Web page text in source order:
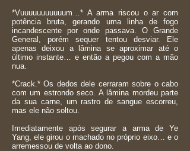
*Vuuuuuuuuuuum…* A arma riscou o ar com
potência bruta, gerando uma linha de fogo
incandescente por onde passava. O Grande
General, porém sequer tentou desviar. Ele
apenas deixou a lâmina se aproximar até o
último instante… e então a pegou com a mão
nua.
*Crack.* Os dedos dele cerraram sobre o cabo
com um estrondo seco. A lâmina mordeu parte
da sua carne, um rastro de sangue escorreu,
mas ele não soltou.
Imediatamente após segurar a arma de Ye
Yang, ele girou o machado no próprio eixo… e o
arremessou de volta ao dono.